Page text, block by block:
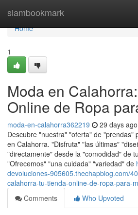
siambookmark
Home
Home
1
Moda en
Online de Ropa
moda-en-calahorra362219 29 days ago
Descubre "nuestra" "oferta" de "prendas"
en Calahorra. "Disfruta" "las últimas"
"directamente" desde la "comodidad" de
"Ofrecemos" "una cuidada" "variedad" de
devoluciones-905605.thechapblog.com/
calahorra-tu-tienda-online-de-ropa-para-
Comments
Who Upvoted